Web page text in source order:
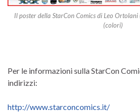
Il poster della StarCon Comics di Leo
(colori)
Per le informazioni sulla StarCon
indirizzi:
http://www.starconcomics.it/